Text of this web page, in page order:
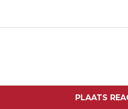
IN
IN ZICHT
PLAATS